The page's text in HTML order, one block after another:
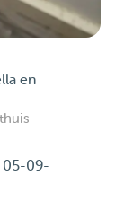
en
05-09-